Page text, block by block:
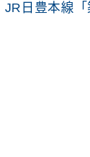
JR日豊本線